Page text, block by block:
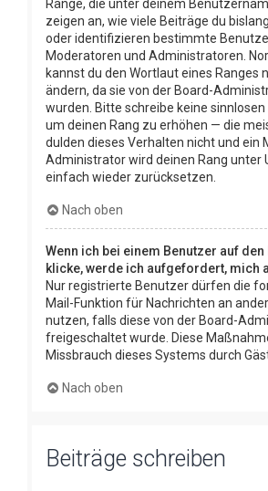
Ränge, die unter deinem
zeigen an, wie viele Beiträge du
oder identifizieren bestimmte
Moderatoren und Administratoren.
kannst du den Wortlaut eines Ranges
ändern, da sie von der Board-
wurden. Bitte schreibe keine
um deinen Rang zu erhöhen — die
dulden dieses Verhalten nicht und ein
Administrator wird deinen Rang unter
einfach wieder zurücksetzen.
Nach oben
Wenn ich bei einem Benutzer auf
klicke, werde ich aufgefordert, mich
Nur registrierte Benutzer dürfen die
Mail-Funktion für Nachrichten an
nutzen, falls diese von der Board-
freigeschaltet wurde. Diese
Missbrauch dieses Systems durch
Nach oben
Beiträge schreiben